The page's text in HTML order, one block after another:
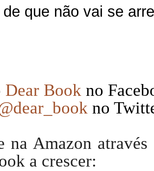
que não vai se
Dear Book no
no
na Amazon
a crescer: